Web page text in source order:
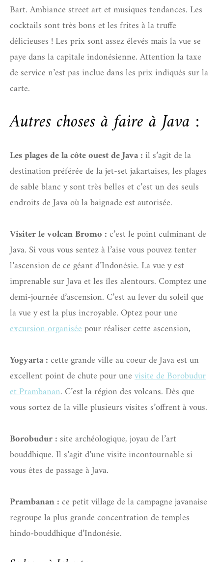
Bart. Ambiance street art et musiques tendances. Les
cocktails sont très bons et les frites à la truffe
délicieuses ! Les prix sont assez élevés mais la vue se
paye dans la capitale indonésienne. Attention la taxe
de service n’est pas inclue dans les prix indiqués sur la
carte.
Autres choses à faire à Java :
Les plages de la côte ouest de Java :il s’agit de la
destination préférée de la jet-set jakartaises, les plages
de sable blanc y sont très belles et c’est un des seuls
endroits de Java où la baignade est autorisée.
Visiter le volcan Bromo :c’est le point culminant de
Java. Si vous vous sentez à l’aise vous pouvez tenter
l’ascension de ce géant d’Indonésie. La vue y est
imprenable sur Java et les îles alentours. Comptez une
demi-journée d’ascension. C’est au lever du soleil que
la vue y est la plus incroyable. Optez pour une
excursion organiséepour réaliser cette ascension,
Yogyarta :cette grande ville au coeur de Java est un
excellent point de chute pour unevisite de Borobudur
et Prambanan. C’est la région des volcans. Dès que
vous sortez de la ville plusieurs visites s’offrent à vous.
Borobudur :site archéologique, joyau de l’art
bouddhique. Il s’agit d’une visite incontournable si
vous êtes de passage à Java.
Prambanan :ce petit village de la campagne javanaise
regroupe la plus grande concentration de temples
hindo-bouddhique d’Indonésie.